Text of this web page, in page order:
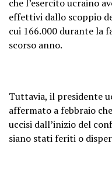
che l’esercito ucraino
effettivi dallo scoppio
cui 166.000 durante la
scorso anno.
Tuttavia, il presidente
affermato a febbraio
uccisi dall’inizio del
siano stati feriti o